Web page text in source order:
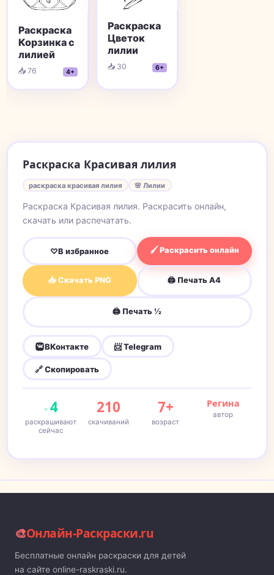
Раскраска
Корзинка с
лилией
📥 76 4+
Раскраска
Цветок
лилии
📥 30 6+
Раскраска Красивая лилия
раскраска красивая лилия 🌸 Лилии
Раскраска Красивая лилия. Раскрасить онлайн,
скачать или распечатать.
♡В избранное 🖌 Раскрасить онлайн
📥 Скачать PNG 🖨 Печать A4
🖨 Печать ½
ВКонтакте 📨 Telegram
🔗 Скопировать
4
раскрашивают
сейчас
210
скачиваний
7+
возраст
Регина
автор
🎨Онлайн-Раскраски.ru
Бесплатные онлайн раскраски для детей
на сайте online-raskraski.ru.